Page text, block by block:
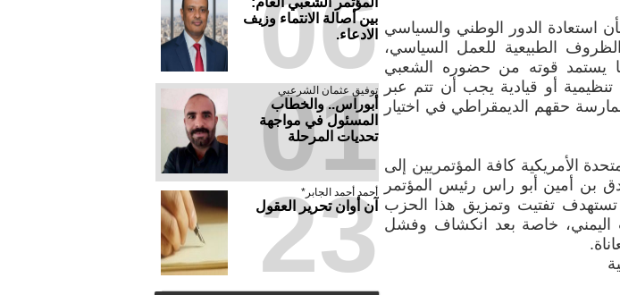
استعادة الدور الوطني والسياسي
الطبيعية للعمل السياسي،
يستمد قوته من حضوره الشعبي
أو قيادية يجب أن تتم عبر
ممارسة حقهم الديمقراطي في اختيار
الأمريكية كافة المؤتمريين إلى
بن أمين أبو راس رئيس المؤتمر
تستهدف تفتيت وتمزيق هذا الحزب
اليمني، خاصة بعد انكشاف وفشل
بين أصالة الانتماء وزيف
الادعاء.
06
توفيق عثمان الشرعبي
أبوراس.. والخطاب
المسئول في مواجهة
تحديات المرحلة
01
أحمد أحمد الجابر*
آن أوان تحرير العقول
23